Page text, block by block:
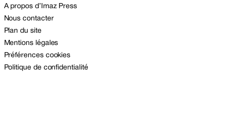
A propos d’Imaz Press
Nous contacter
Plan du site
Mentions légales
Préférences cookies
Politique de confidentialité